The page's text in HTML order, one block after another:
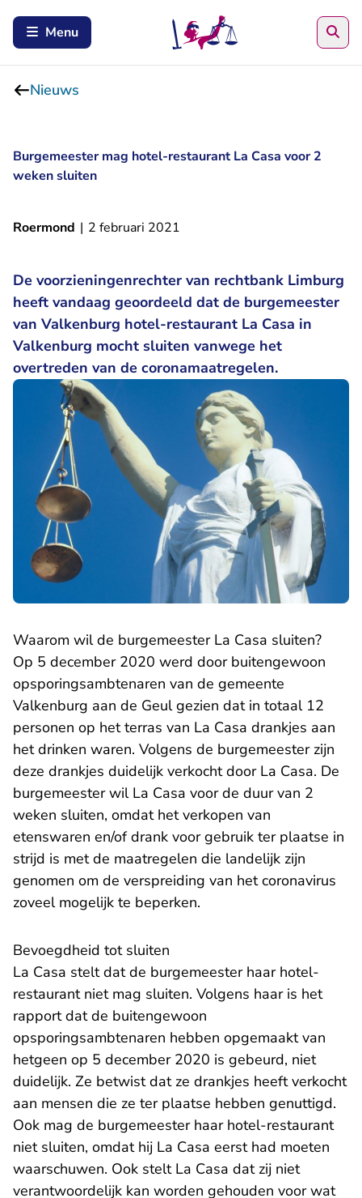
Menu
Nieuws
Burgemeester mag hotel-restaurant La Casa voor 2
weken sluiten
Roermond | 2 februari 2021
De voorzieningenrechter van rechtbank Limburg
heeft vandaag geoordeeld dat de burgemeester
van Valkenburg hotel-restaurant La Casa in
Valkenburg mocht sluiten vanwege het
overtreden van de coronamaatregelen.
Waarom wil de burgemeester La Casa sluiten?
Op 5 december 2020 werd door buitengewoon
opsporingsambtenaren van de gemeente
Valkenburg aan de Geul gezien dat in totaal 12
personen op het terras van La Casa drankjes aan
het drinken waren. Volgens de burgemeester zijn
deze drankjes duidelijk verkocht door La Casa. De
burgemeester wil La Casa voor de duur van 2
weken sluiten, omdat het verkopen van
etenswaren en/of drank voor gebruik ter plaatse in
strijd is met de maatregelen die landelijk zijn
genomen om de verspreiding van het coronavirus
zoveel mogelijk te beperken.
Bevoegdheid tot sluiten
La Casa stelt dat de burgemeester haar hotel-
restaurant niet mag sluiten. Volgens haar is het
rapport dat de buitengewoon
opsporingsambtenaren hebben opgemaakt van
hetgeen op 5 december 2020 is gebeurd, niet
duidelijk. Ze betwist dat ze drankjes heeft verkocht
aan mensen die ze ter plaatse hebben genuttigd.
Ook mag de burgemeester haar hotel-restaurant
niet sluiten, omdat hij La Casa eerst had moeten
waarschuwen. Ook stelt La Casa dat zij niet
verantwoordelijk kan worden gehouden voor wat